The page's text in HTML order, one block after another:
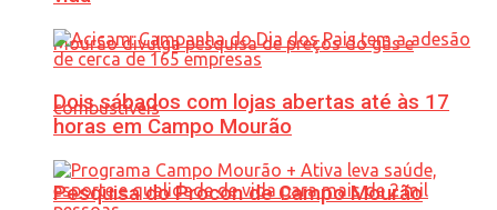
Pesquisa do Procon de Campo Mourão
Dois sábados com lojas abertas até às 17
horas em Campo Mourão